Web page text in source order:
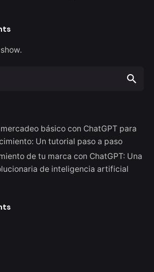
básico con ChatGPT para
Un tutorial paso a paso
de tu marca con ChatGPT: Una
de inteligencia artificial